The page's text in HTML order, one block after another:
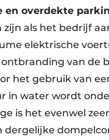
en overdekte
zijn als het bedrijf
elektrische
ontbranding van
het gebruik van
in water wordt
is het evenwel
dergelijke